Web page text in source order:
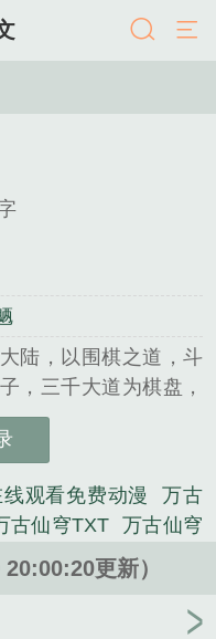
陆，以围棋之道，斗
，三千大道为棋盘，
网游类小说。
观看免费动漫
万古
古仙穹TXT
万古仙穹
万古仙穹主角是谁
漫
万古仙穹古海
万古仙穹
更新）